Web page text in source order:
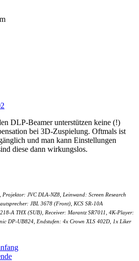
DLP-Beamer unterstützen keine (!)
bei 3D-Zuspielung. Oftmals ist
und man kann Einstellungen
diese dann wirkungslos.
Projektor: JVC DLA-NZ8, Leinwand: Screen Research
JBL 3678 (Front), KCS SR-10A
A THX (SUB), Receiver: Marantz SR7011, 4K-Player:
DP-UB824, Endstufen: 4x Crown XLS 402D, 1x Liker